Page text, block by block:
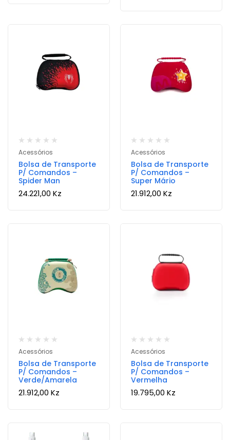
Acessórios
Bolsa de Transporte
P/ Comandos –
Spider Man
24.221,00 Kz
Acessórios
Bolsa de Transporte
P/ Comandos –
Super Mário
21.912,00 Kz
Acessórios
Bolsa de Transporte
P/ Comandos –
Verde/Amarela
21.912,00 Kz
Acessórios
Bolsa de Transporte
P/ Comandos –
Vermelha
19.795,00 Kz